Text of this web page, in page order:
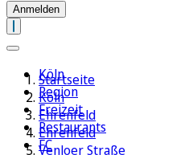
Anmelden
Köln
Region
Freizeit
Restaurants
FC
Startseite
Köln
Ehrenfeld
Ehrenfeld
Venloer Straße